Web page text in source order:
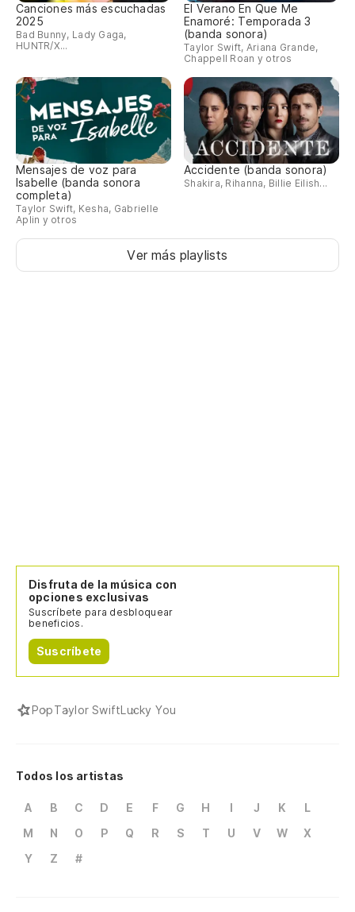
Canciones más escuchadas
2025
Bad Bunny, Lady Gaga,
HUNTR/X...
El Verano En Que Me
Enamoré: Temporada 3
(banda sonora)
Taylor Swift, Ariana Grande,
Chappell Roan y otros
Mensajes de voz para
Isabelle (banda sonora
completa)
Taylor Swift, Kesha, Gabrielle
Aplin y otros
Accidente (banda sonora)
Shakira, Rihanna, Billie Eilish...
Ver más playlists
Disfruta de la música con
opciones exclusivas
Suscríbete para desbloquear
beneficios.
Suscríbete
PopTaylor SwiftLucky You
Todos los artistas
A B C D E F G H I J K
L
M
N O P Q R S T U V W
X
Y
Z #